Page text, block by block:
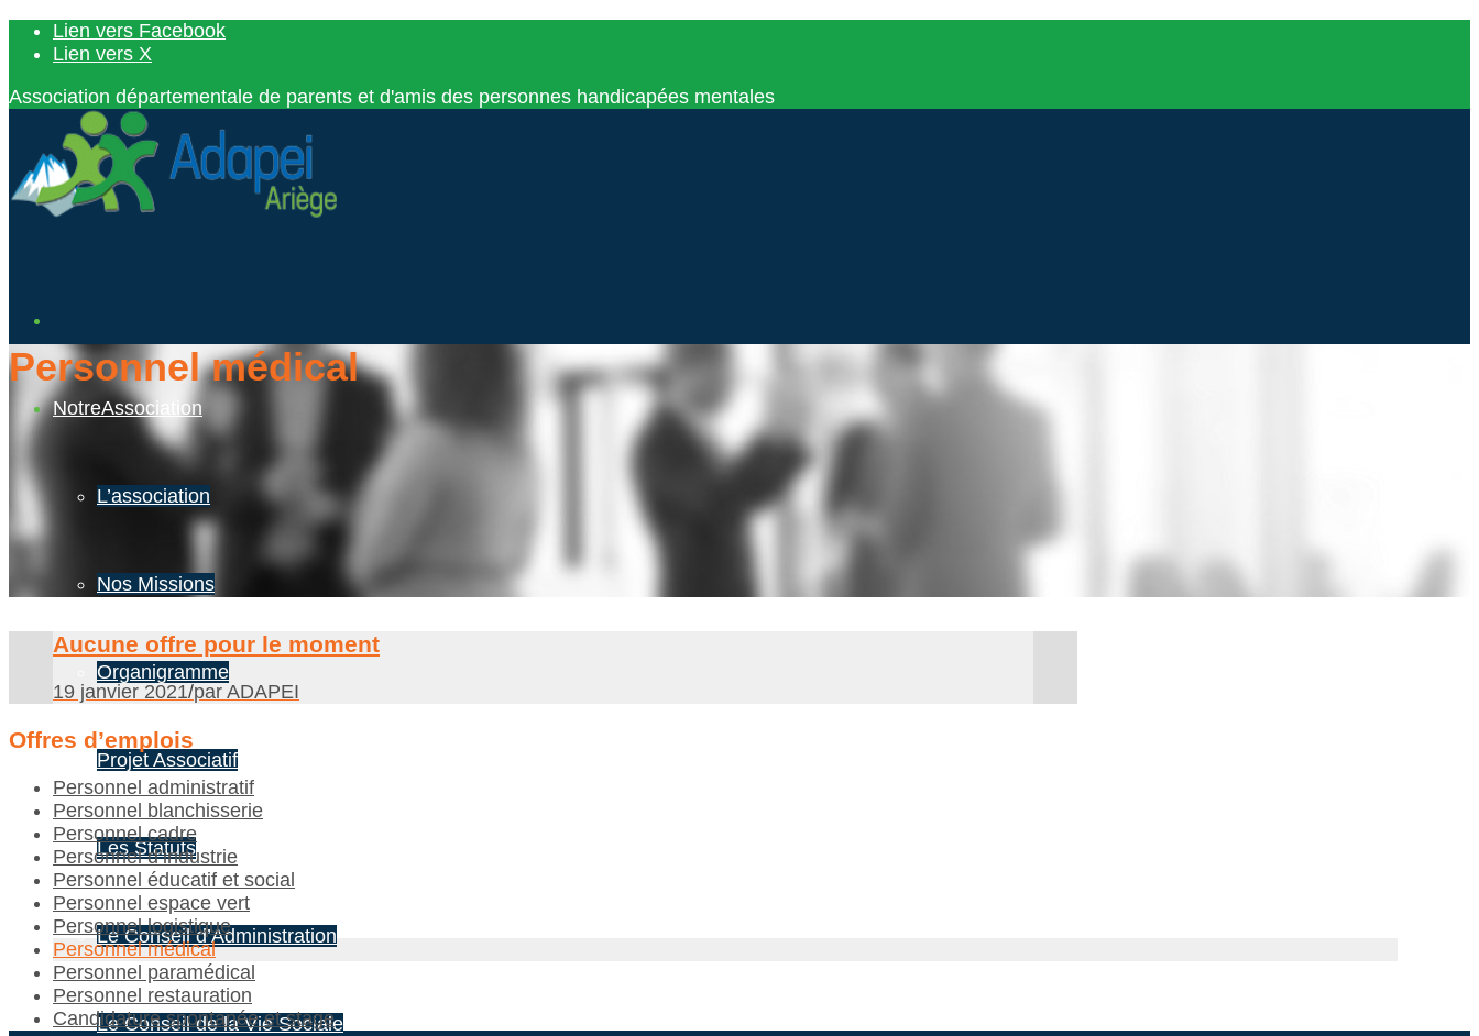
Lien vers Facebook
Lien vers X
Association départementale de parents et d'amis des personnes handicapées mentales
NotreAssociation
L’association
Nos Missions
Organigramme
Projet Associatif
Les Statuts
Le Conseil d’Administration
Le Conseil de la Vie Sociale
Personnel médical
Aucune offre pour le moment
19 janvier 2021/par ADAPEI
Offres d’emplois
Personnel administratif
Personnel blanchisserie
Personnel cadre
Personnel d’industrie
Personnel éducatif et social
Personnel espace vert
Personnel logistique
Personnel médical
Personnel paramédical
Personnel restauration
Candidature spontanée et stage